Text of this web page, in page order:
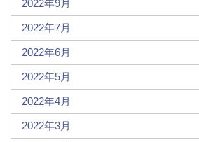
2022年9月
2022年7月
2022年6月
2022年5月
2022年4月
2022年3月